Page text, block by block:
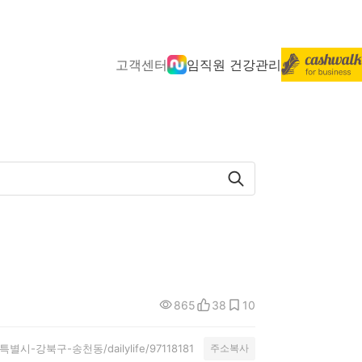
고객센터 임직원 건강관리
865 38 10
시-강북구-송천동/dailylife/97118181 주소복사